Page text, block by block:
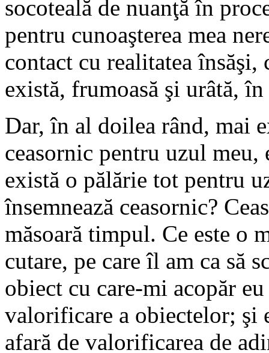
socoteală de nuanţă în
pentru cunoaşterea mea
contact cu realitatea însăşi,
există, frumoasă şi urâtă,
Dar, în al doilea rând, mai
ceasornic pentru uzul
există o pălărie tot pentru
însemnează ceasornic?
măsoară timpul. Ce este o
cutare, pe care îl am ca să
obiect cu care-mi acopăr
valorificare a obiectelor; şi
afară de valorificarea de